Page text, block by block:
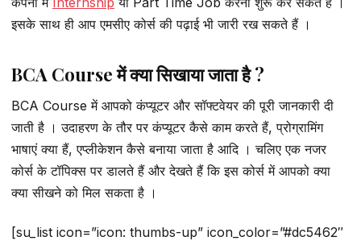
इसके साथ ही आप एमसीए कोर्स की पढ़ाई भी जारी रख सकते हैं ।
BCA Course में क्या सिखाया जाता है ?
BCA Course में आपको कंप्यूटर और सॉफ्टवेयर की पूरी जानकारी दी
जाती है । उदाहरण के तौर पर कंप्यूटर कैसे काम करते हैं, प्रोग्रामिंग
भाषाएं क्या हैं, एप्लीकेशन कैसे बनाया जाता है आदि । चलिए एक नजर
कोर्स के टॉपिक्स पर डालते हैं और देखते हैं कि इस कोर्स में आपको क्या
क्या सीखने को मिल सकता है ।
[su_list icon=”icon: thumbs-up” icon_color=”#dc5462″